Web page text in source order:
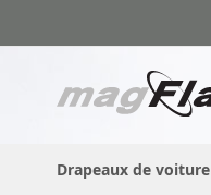
au
Drapeaux de voiture